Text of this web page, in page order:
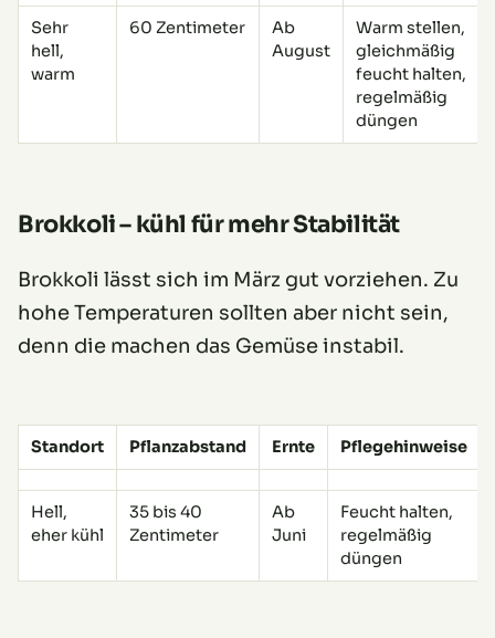
Sehr
hell,
warm
60 Zentimeter
Ab
August
Warm stellen,
gleichmäßig
feucht halten,
regelmäßig
düngen
Brokkoli – kühl für mehr Stabilität
Brokkoli lässt sich im März gut vorziehen. Zu
hohe Temperaturen sollten aber nicht sein,
denn die machen das Gemüse instabil.
Standort Pflanzabstand Ernte Pflegehinweise
Hell,
eher kühl
35 bis 40
Zentimeter
Ab
Juni
Feucht halten,
regelmäßig
düngen